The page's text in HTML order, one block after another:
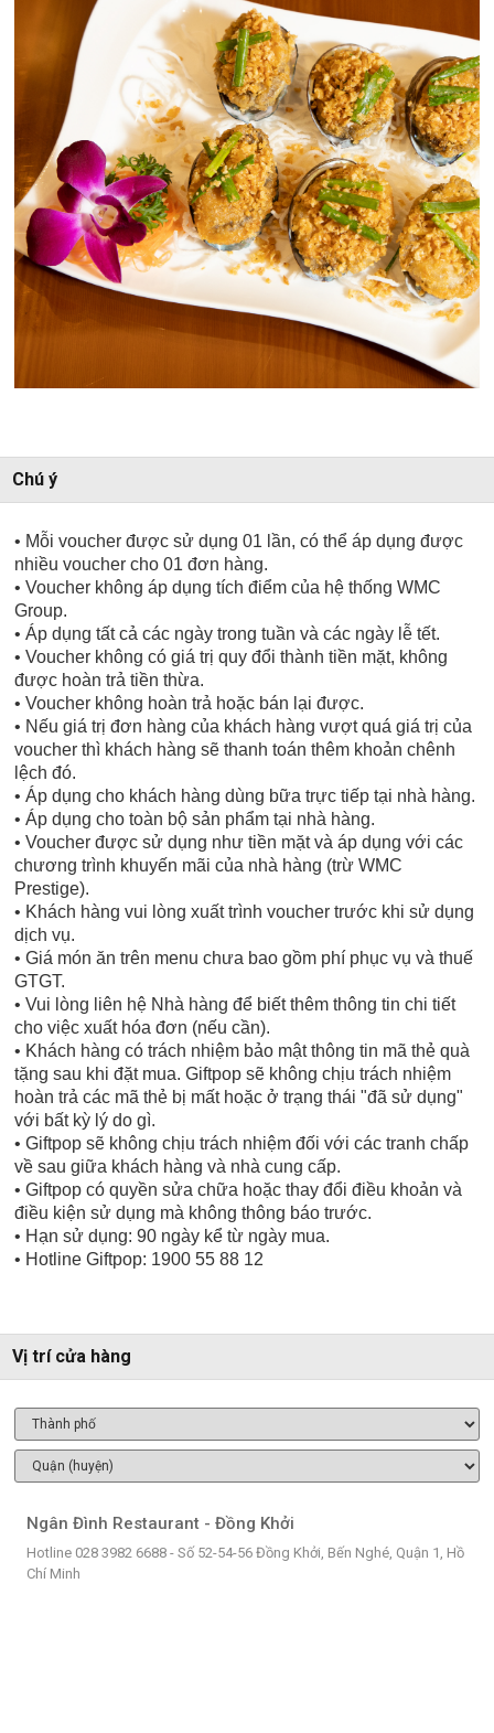
Chú ý
• Mỗi voucher được sử dụng 01 lần, có thể áp dụng được
nhiều voucher cho 01 đơn hàng.
• Voucher không áp dụng tích điểm của hệ thống WMC
Group.
• Áp dụng tất cả các ngày trong tuần và các ngày lễ tết.
• Voucher không có giá trị quy đổi thành tiền mặt, không
được hoàn trả tiền thừa.
• Voucher không hoàn trả hoặc bán lại được.
• Nếu giá trị đơn hàng của khách hàng vượt quá giá trị của
voucher thì khách hàng sẽ thanh toán thêm khoản chênh
lệch đó.
• Áp dụng cho khách hàng dùng bữa trực tiếp tại nhà hàng.
• Áp dụng cho toàn bộ sản phẩm tại nhà hàng.
• Voucher được sử dụng như tiền mặt và áp dụng với các
chương trình khuyến mãi của nhà hàng (trừ WMC
Prestige).
• Khách hàng vui lòng xuất trình voucher trước khi sử dụng
dịch vụ.
• Giá món ăn trên menu chưa bao gồm phí phục vụ và thuế
GTGT.
• Vui lòng liên hệ Nhà hàng để biết thêm thông tin chi tiết
cho việc xuất hóa đơn (nếu cần).
• Khách hàng có trách nhiệm bảo mật thông tin mã thẻ quà
tặng sau khi đặt mua. Giftpop sẽ không chịu trách nhiệm
hoàn trả các mã thẻ bị mất hoặc ở trạng thái "đã sử dụng"
với bất kỳ lý do gì.
• Giftpop sẽ không chịu trách nhiệm đối với các tranh chấp
về sau giữa khách hàng và nhà cung cấp.
• Giftpop có quyền sửa chữa hoặc thay đổi điều khoản và
điều kiện sử dụng mà không thông báo trước.
• Hạn sử dụng: 90 ngày kể từ ngày mua.
• Hotline Giftpop: 1900 55 88 12
Vị trí cửa hàng
Ngân Đình Restaurant - Đồng Khởi
Hotline 028 3982 6688 - Số 52-54-56 Đồng Khởi, Bến Nghé, Quận 1, Hồ
Chí Minh